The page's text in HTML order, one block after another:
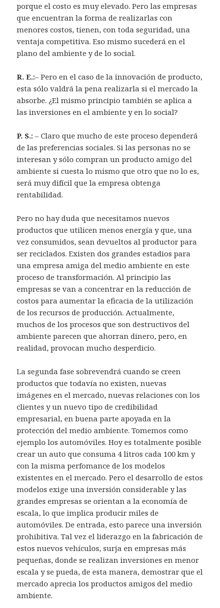
porque el costo es muy elevado. Pero las empresas
que encuentran la forma de realizarlas con
menores costos, tienen, con toda seguridad, una
ventaja competitiva. Eso mismo sucederá en el
plano del ambiente y de lo social.
R. E.:– Pero en el caso de la innovación de producto,
esta sólo valdrá la pena realizarla si el mercado la
absorbe. ¿El mismo principio también se aplica a
las inversiones en el ambiente y en lo social?
P. S.: – Claro que mucho de este proceso dependerá
de las preferencias sociales. Si las personas no se
interesan y sólo compran un producto amigo del
ambiente si cuesta lo mismo que otro que no lo es,
será muy difícil que la empresa obtenga
rentabilidad.
Pero no hay duda que necesitamos nuevos
productos que utilicen menos energía y que, una
vez consumidos, sean devueltos al productor para
ser reciclados. Existen dos grandes estadios para
una empresa amiga del medio ambiente en este
proceso de transformación. Al principio las
empresas se van a concentrar en la reducción de
costos para aumentar la eficacia de la utilización
de los recursos de producción. Actualmente,
muchos de los procesos que son destructivos del
ambiente parecen que ahorran dinero, pero, en
realidad, provocan mucho desperdicio.
La segunda fase sobrevendrá cuando se creen
productos que todavía no existen, nuevas
imágenes en el mercado, nuevas relaciones con los
clientes y un nuevo tipo de credibilidad
empresarial, en buena parte apoyada en la
protección del medio ambiente. Tomemos como
ejemplo los automóviles. Hoy es totalmente posible
crear un auto que consuma 4 litros cada 100 km y
con la misma perfomance de los modelos
existentes en el mercado. Pero el desarrollo de estos
modelos exige una inversión considerable y las
grandes empresas se orientan a la economía de
escala, lo que implica producir miles de
automóviles. De entrada, esto parece una inversión
prohibitiva. Tal vez el liderazgo en la fabricación de
estos nuevos vehículos, surja en empresas más
pequeñas, donde se realizan inversiones en menor
escala y se pueda, de esta manera, demostrar que el
mercado aprecia los productos amigos del medio
ambiente.